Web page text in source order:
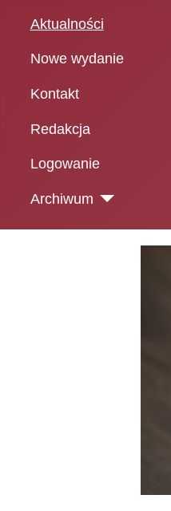
Aktualności
Nowe wydanie
Kontakt
Redakcja
Logowanie
Archiwum